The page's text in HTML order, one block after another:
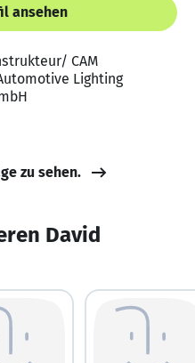
ansehen
CAM
Lighting
zu sehen.
David